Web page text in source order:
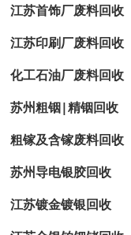
江苏首饰厂废料回收
江苏印刷厂废料回收
化工石油厂废料回收
苏州粗铟|精铟回收
粗镓及含镓废料回收
苏州导电银胶回收
江苏镀金镀银回收